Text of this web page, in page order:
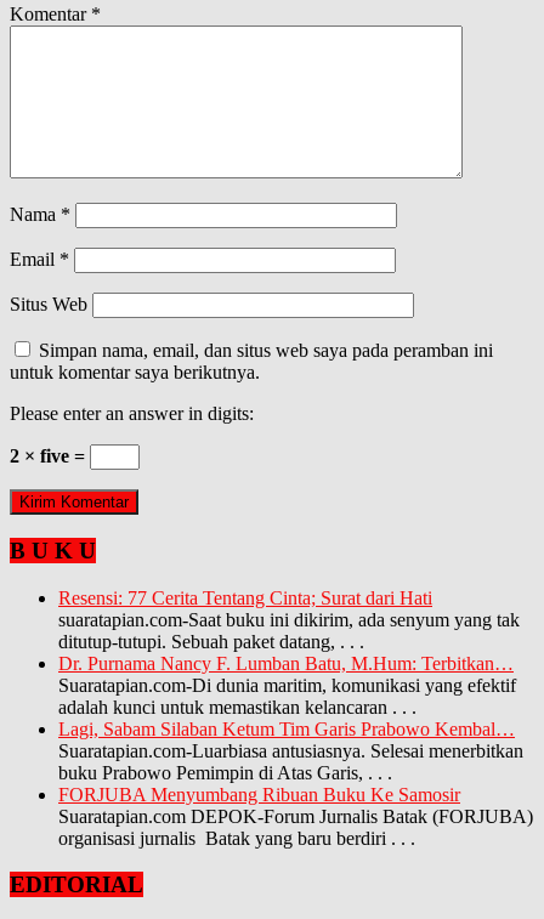
Komentar *
Nama *
Email *
Situs Web
Simpan nama, email, dan situs web saya pada peramban ini
untuk komentar saya berikutnya.
Please enter an answer in digits:
2 × five =
B U K U
Resensi: 77 Cerita Tentang Cinta; Surat dari Hati
suaratapian.com-Saat buku ini dikirim, ada senyum yang tak
ditutup-tutupi. Sebuah paket datang, . . .
Dr. Purnama Nancy F. Lumban Batu, M.Hum: Terbitkan…
Suaratapian.com-Di dunia maritim, komunikasi yang efektif
adalah kunci untuk memastikan kelancaran . . .
Lagi, Sabam Silaban Ketum Tim Garis Prabowo Kembal…
Suaratapian.com-Luarbiasa antusiasnya. Selesai menerbitkan
buku Prabowo Pemimpin di Atas Garis, . . .
FORJUBA Menyumbang Ribuan Buku Ke Samosir
Suaratapian.com DEPOK-Forum Jurnalis Batak (FORJUBA)
organisasi jurnalis Batak yang baru berdiri . . .
EDITORIAL